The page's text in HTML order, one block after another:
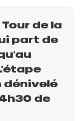
de la
part de
dénivelé
de